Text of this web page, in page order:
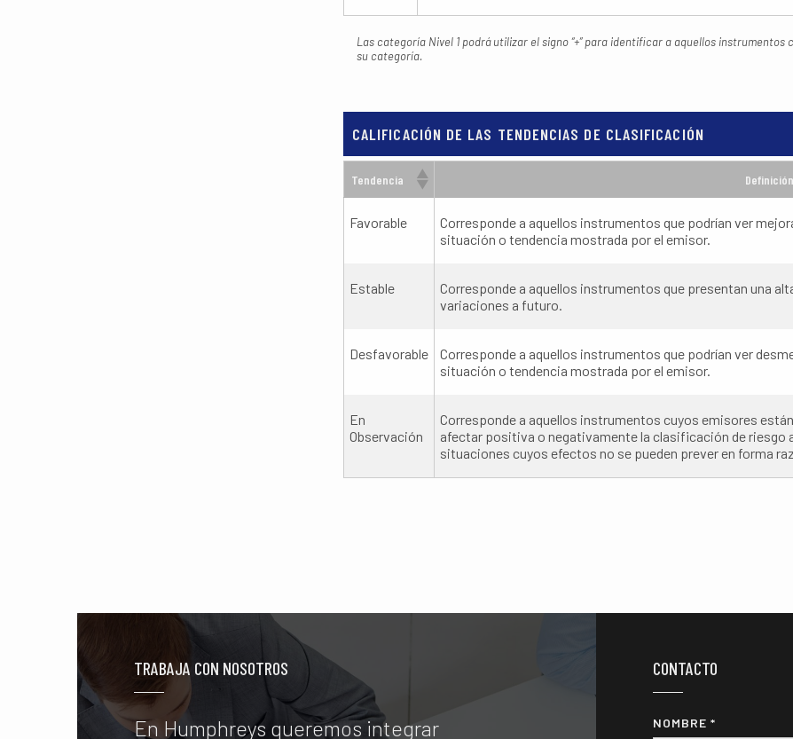
Las categoría Nivel 1 podrá utilizar el signo “+” para identificar a aquellos
su categoría.
CALIFICACIÓN DE LAS TENDENCIAS DE CLASIFICACIÓN
Tendencia Definición
Favorable
Corresponde a aquellos instrumentos que podrían ver
situación o tendencia mostrada por el emisor.
Estable
Corresponde a aquellos instrumentos que presentan una
variaciones a futuro.
Desfavorable
Corresponde a aquellos instrumentos que podrían ver
situación o tendencia mostrada por el emisor.
En
Observación
Corresponde a aquellos instrumentos cuyos emisores
afectar positiva o negativamente la clasificación de riesgo
situaciones cuyos efectos no se pueden prever en forma
TRABAJA CON NOSOTROS
En Humphreys queremos integrar
CONTACTO
NOMBRE *